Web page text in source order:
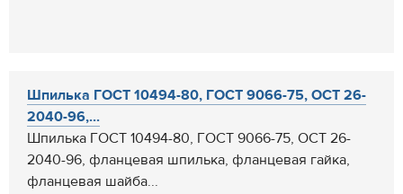
Шпилька ГОСТ 10494-80, ГОСТ 9066-75, ОСТ 26-
2040-96,...
Шпилька ГОСТ 10494-80, ГОСТ 9066-75, ОСТ 26-
2040-96, фланцевая шпилька, фланцевая гайка,
фланцевая шайба...